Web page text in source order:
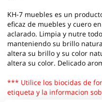
KH-7 muebles es un
eficaz de muebles y cuero
aclarado. Limpia y nutre
manteniendo su brillo
altera su brillo y su color
altera su color. Delicado
*** Utilice los biocidas de
etiqueta y la informacion
de
imágenes